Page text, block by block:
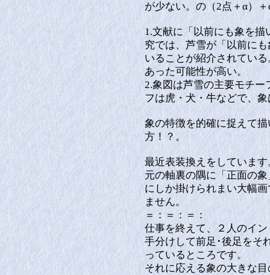
が少ない。の（2点＋α）
1.文献に「以前にも象を
究では、芦雪が「以前に
いることが紹介されてい
あった可能性が高い。
2.象図は芦雪の主要モチ
フは虎・犬・牛などで、
象の特徴を的確に捉えて
方！？。
最近表装換えをしていま
元の軸裏の隅に「正面の
にしか掛けられまい大幅
ません。
＝：＝：＝：
仕事を終えて、２人のイ
手分けして前足･後足をそ
っているところです。
それに応える象の大きな